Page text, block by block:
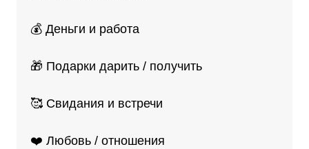
💰 Деньги и работа
🎁 Подарки дарить / получить
🥰 Свидания и встречи
❤️ Любовь / отношения